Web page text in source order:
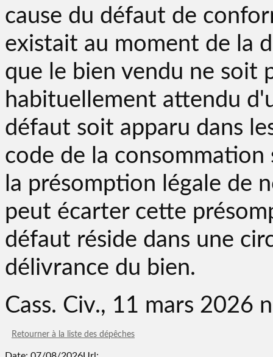
cause du défaut de
existait au moment de la
que le bien vendu ne soit
habituellement attendu
défaut soit apparu dans
code de la
la présomption légale de
peut écarter cette
défaut réside dans une
délivrance du bien.
Cass. Civ., 11 mars 2026
Retourner à la liste des dépêches